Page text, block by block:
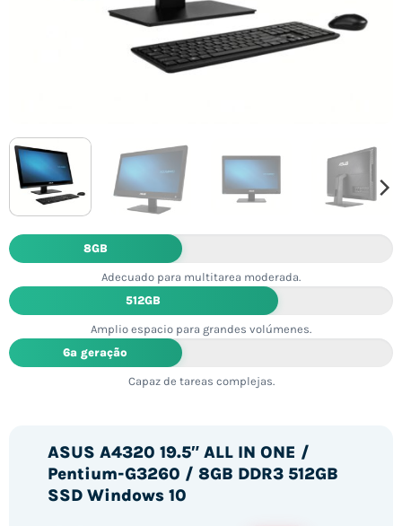
8GB
Adecuado para multitarea moderada.
512GB
Amplio espacio para grandes volúmenes.
6ª geração
Capaz de tareas complejas.
ASUS A4320 19.5″ ALL IN ONE /
Pentium-G3260 / 8GB DDR3 512GB
SSD Windows 10